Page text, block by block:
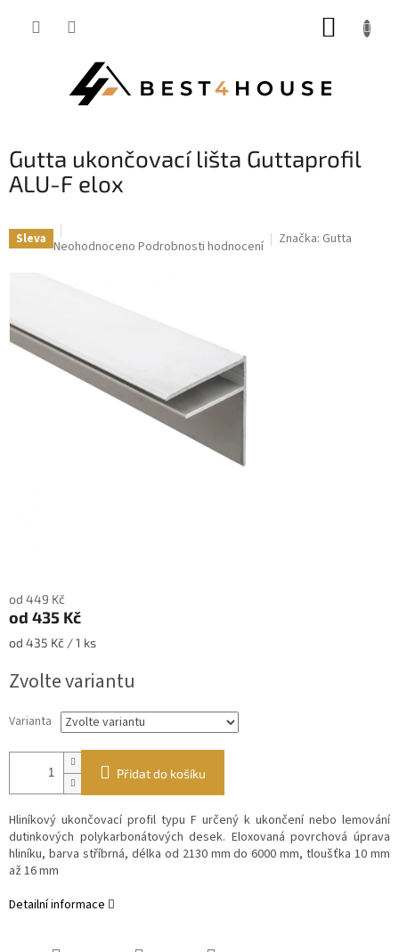
Gutta ukončovací lišta Guttaprofil
ALU-F elox
Sleva Průměrné
5
hvězdiček.
Neohodnoceno Podrobnosti hodnocení Značka: Gutta
od 449 Kč
od 435 Kč
Měrná
od 435 Kč / 1 ks
Zvolte variantu
Varianta
Přidat do košíku
Hliníkový ukončovací profil typu F určený k ukončení nebo lemování
dutinkových polykarbonátových desek. Eloxovaná povrchová úprava
hliníku, barva stříbrná, délka od 2130 mm do 6000 mm, tloušťka 10 mm
až 16 mm
Detailní informace